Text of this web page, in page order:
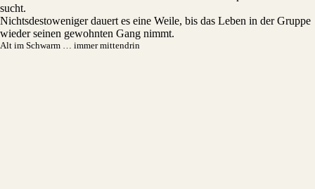
sucht.
Nichtsdestoweniger dauert es eine Weile, bis das Leben in der Gruppe
wieder seinen gewohnten Gang nimmt.
Alt im Schwarm … immer mittendrin